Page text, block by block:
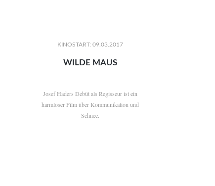
KINOSTART: 09.03.2017
WILDE MAUS
Josef Haders Debüt als Regisseur ist ein
harmloser Film über Kommunikation und
Schnee.